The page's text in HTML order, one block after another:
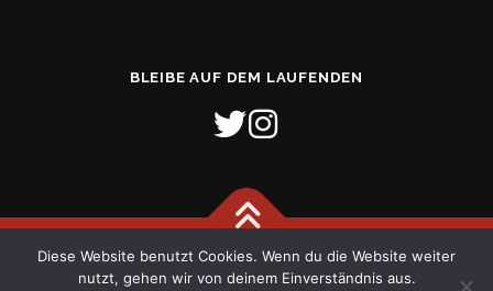
BLEIBE AUF DEM LAUFENDEN
Copyright © 2026 Freiwillige Feuerwehr Stadt Verden (Aller)
Diese Website benutzt Cookies. Wenn du die Website weiter
nutzt, gehen wir von deinem Einverständnis aus.